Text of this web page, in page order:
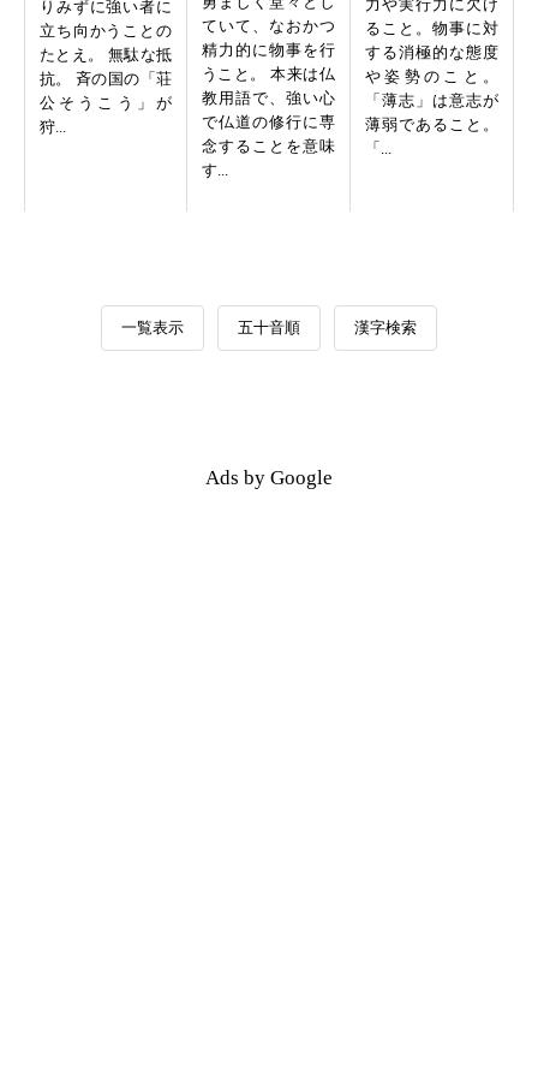
りみずに強い者に
立ち向かうことの
たとえ。 無駄な抵
抗。 斉の国の「荘
公そうこう」が
狩...
ていて、なおかつ
精力的に物事を行
うこと。 本来は仏
教用語で、強い心
で仏道の修行に専
念することを意味
す...
力や実行力に欠け
ること。物事に対
する消極的な態度
や姿勢のこと。
「薄志」は意志が
薄弱であること。
「...
一覧表示 五十音順 漢字検索
Ads by Google